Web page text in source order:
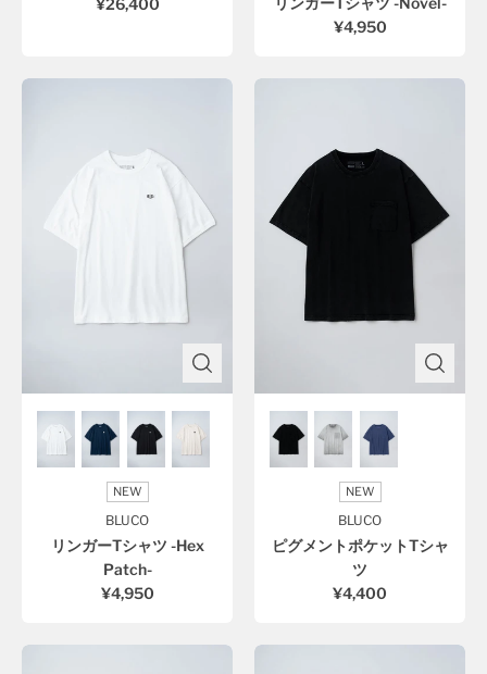
¥4,950
NEW
BLUCO
リンガーTシャツ -Hex
Patch-
¥4,950
NEW
BLUCO
ピグメントポケットTシャ
ツ
¥4,400